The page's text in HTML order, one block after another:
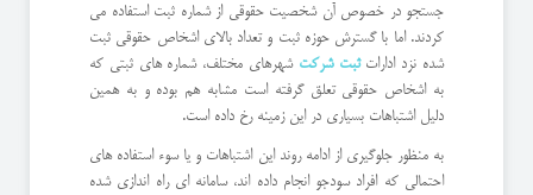
جستجو در خصوص آن شخصیت حقوقی از شماره ثبت استفاده می
کردند. اما با گسترش حوزه ثبت و تعداد بالای اشخاص حقوقی ثبت
شده نزد اداراتثبت شرکت شهرهای مختلف، شماره های ثبتی که
به اشخاص حقوقی تعلق گرفته است مشابه هم بوده و به همین
دلیل اشتباهات بسیاری در این زمینه رخ داده است.
به منظور جلوگیری از ادامه روند این اشتباهات و یا سوء استفاده های
احتمالی که افراد سودجو انجام داده اند، سامانه ای راه اندازی شده